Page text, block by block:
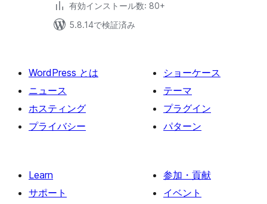
有効インストール数: 80+
5.8.14で検証済み
WordPress とは
ニュース
ホスティング
プライバシー
ショーケース
テーマ
プラグイン
パターン
Learn
サポート
参加・貢献
イベント